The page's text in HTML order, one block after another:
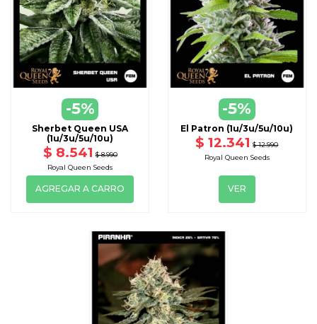
-5%
Sherbet Queen USA
(1u/3u/5u/10u)
$ 8.541 $ 8.990
Royal Queen Seeds
AGREGAR A CARRO
-5%
VER
DISPONIBLE CON OTRAS
El Patron (1u/3u/5u/10u)
$ 12.341 $ 12.990
Royal Queen Seeds
VER